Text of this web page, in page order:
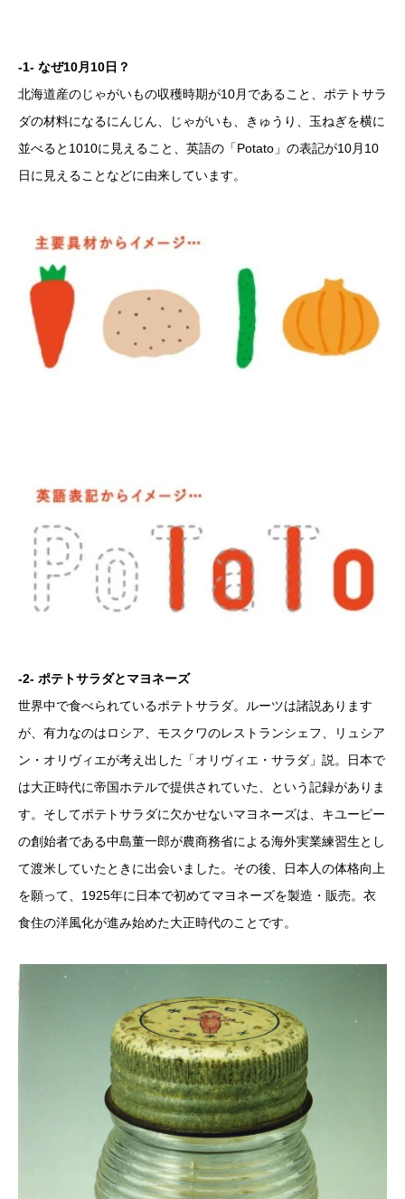
-1- なぜ10月10日？
北海道産のじゃがいもの収穫時期が10月であること、ポテトサラ
ダの材料になるにんじん、じゃがいも、きゅうり、玉ねぎを横に
並べると1010に見えること、英語の「Potato」の表記が10月10
日に見えることなどに由来しています。
-2- ポテトサラダとマヨネーズ
世界中で食べられているポテトサラダ。ルーツは諸説あります
が、有力なのはロシア、モスクワのレストランシェフ、リュシア
ン・オリヴィエが考え出した「オリヴィエ・サラダ」説。日本で
は大正時代に帝国ホテルで提供されていた、という記録がありま
す。そしてポテトサラダに欠かせないマヨネーズは、キユーピー
の創始者である中島董一郎が農商務省による海外実業練習生とし
て渡米していたときに出会いました。その後、日本人の体格向上
を願って、1925年に日本で初めてマヨネーズを製造・販売。衣
食住の洋風化が進み始めた大正時代のことです。